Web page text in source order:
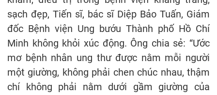
sạch đẹp, Tiến sĩ, bác sĩ Diệp Bảo Tuấn, Giám
đốc Bệnh viện Ung bướu Thành phố Hồ Chí
Minh không khỏi xúc động. Ông chia sẻ: “Ước
mơ bệnh nhân ung thư được nằm mỗi người
một giường, không phải chen chúc nhau, thậm
chí không phải nằm dưới gầm giường của